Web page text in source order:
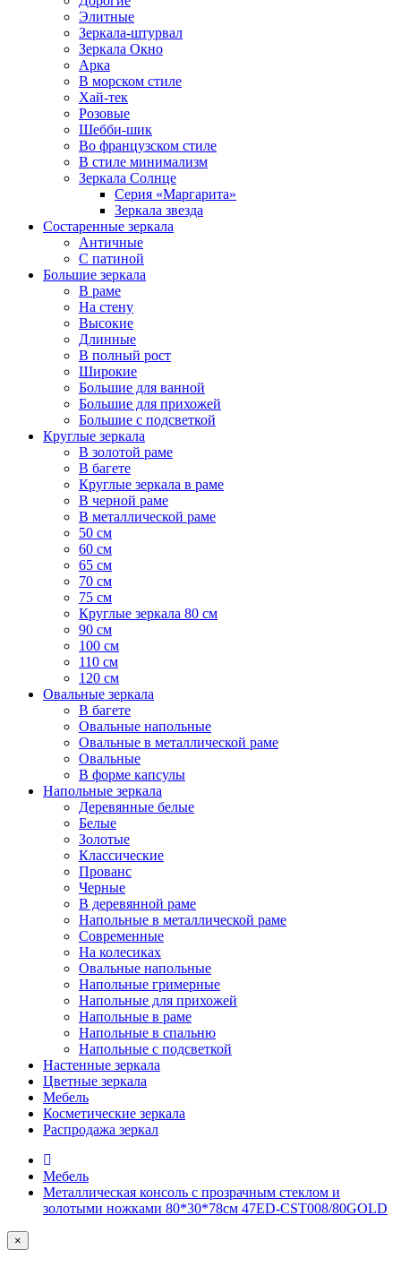
Элитные
Зеркала-штурвал
Зеркала Окно
Арка
В морском стиле
Хай-тек
Розовые
Шебби-шик
Во французском стиле
В стиле минимализм
Зеркала Солнце
Серия «Маргарита»
Зеркала звезда
Состаренные зеркала
Античные
С патиной
Большие зеркала
В раме
На стену
Высокие
Длинные
В полный рост
Широкие
Большие для ванной
Большие для прихожей
Большие с подсветкой
Круглые зеркала
В золотой раме
В багете
Круглые зеркала в раме
В черной раме
В металлической раме
50 см
60 см
65 см
70 см
75 см
Круглые зеркала 80 см
90 см
100 см
110 см
120 см
Овальные зеркала
В багете
Овальные напольные
Овальные в металлической раме
Овальные
В форме капсулы
Напольные зеркала
Деревянные белые
Белые
Золотые
Классические
Прованс
Черные
В деревянной раме
Напольные в металлической раме
Современные
На колесиках
Овальные напольные
Напольные гримерные
Напольные для прихожей
Напольные в раме
Напольные в спальню
Напольные с подсветкой
Настенные зеркала
Цветные зеркала
Мебель
Косметические зеркала
Распродажа зеркал
Мебель
Металлическая консоль с прозрачным стеклом и
золотыми ножками 80*30*78см 47ED-CST008/80GOLD
×